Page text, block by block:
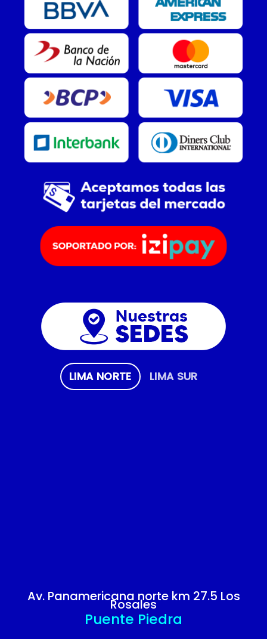
LIMA NORTE LIMA SUR
Av. Panamericana norte km 27.5 Los
Rosales
Puente Piedra